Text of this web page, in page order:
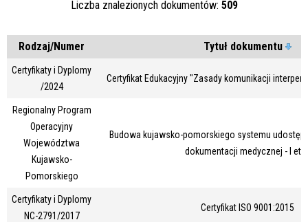
Liczba znalezionych dokumentów: 509
Rodzaj/Numer Tytuł dokumentu
Certyfikaty i Dyplomy
/2024
Certyfikat Edukacyjny "Zasady komunikacji
Regionalny Program
Operacyjny
Województwa
Kujawsko-
Pomorskiego
Budowa kujawsko-pomorskiego systemu
dokumentacji medycznej - I
Certyfikaty i Dyplomy
NC-2791/2017
Certyfikat ISO 9001:2015